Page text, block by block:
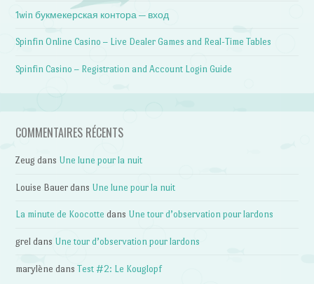
1win букмекерская контора — вход
Spinfin Online Casino – Live Dealer Games and Real-Time Tables
Spinfin Casino – Registration and Account Login Guide
COMMENTAIRES RÉCENTS
Zeug dans Une lune pour la nuit
Louise Bauer dans Une lune pour la nuit
La minute de Koocotte dans Une tour d’observation pour lardons
grel dans Une tour d’observation pour lardons
marylène dansTest #2: Le Kouglopf